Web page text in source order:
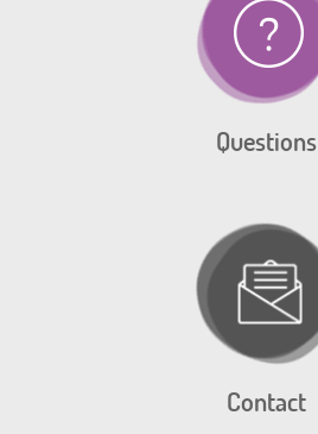
Questions
Contact